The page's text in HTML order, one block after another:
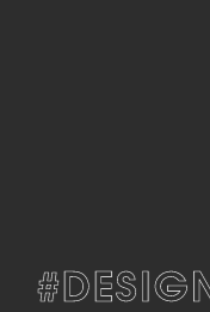
#DESIGN